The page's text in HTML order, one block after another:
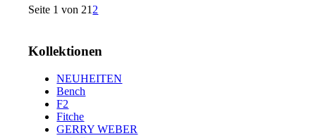
Seite 1 von 21 2
Kollektionen
NEUHEITEN
Bench
F2
Fitche
GERRY WEBER